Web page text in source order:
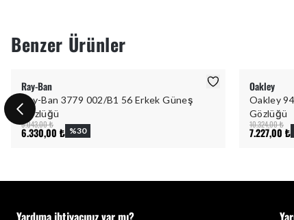
Benzer Ürünler
Ray-Ban
Ray-Ban 3779 002/B1 56 Erkek Güneş
Gözlüğü
9.043,00 ₺
6.330,00 ₺ %30
Oakley
Oakley
Gözlüğü
10.324,00 ₺
7.227,00 ₺
Yardıma ihtiyacınız var mı?